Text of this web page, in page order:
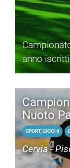
anno
Nuoto
SPORT, GIOCHI
Cervia -